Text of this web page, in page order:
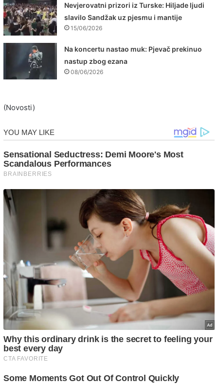
Nevjerovatni prizori iz Turske: Hiljade ljudi
slavilo Sandžak uz pjesmu i mantije
15/06/2026
Na koncertu nastao muk: Pjevač prekinuo
nastup zbog ezana
08/06/2026
(Novosti)